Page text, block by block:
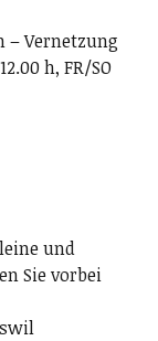
– Vernetzung
h, FR/SO
und
Sie vorbei